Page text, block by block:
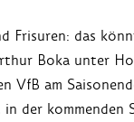
Frisuren: das
Boka unter
VfB am
in der kommenden